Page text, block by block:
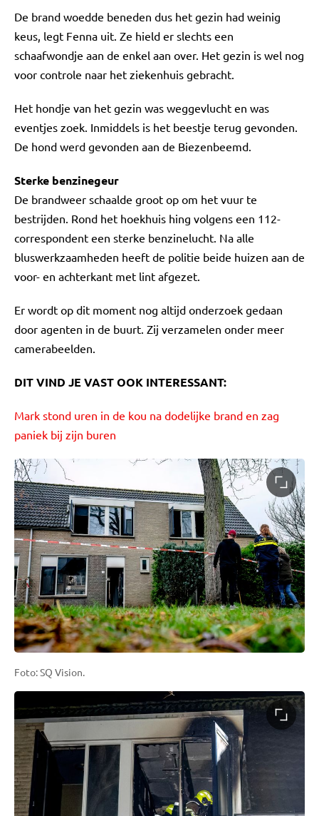
De brand woedde beneden dus het gezin had weinig
keus, legt Fenna uit. Ze hield er slechts een
schaafwondje aan de enkel aan over. Het gezin is wel nog
voor controle naar het ziekenhuis gebracht.
Het hondje van het gezin was weggevlucht en was
eventjes zoek. Inmiddels is het beestje terug gevonden.
De hond werd gevonden aan de Biezenbeemd.
Sterke benzinegeur
De brandweer schaalde groot op om het vuur te
bestrijden. Rond het hoekhuis hing volgens een 112-
correspondent een sterke benzinelucht. Na alle
bluswerkzaamheden heeft de politie beide huizen aan de
voor- en achterkant met lint afgezet.
Er wordt op dit moment nog altijd onderzoek gedaan
door agenten in de buurt. Zij verzamelen onder meer
camerabeelden.
DIT VIND JE VAST OOK INTERESSANT:
Mark stond uren in de kou na dodelijke brand en zag
paniek bij zijn buren
Foto: SQ Vision.